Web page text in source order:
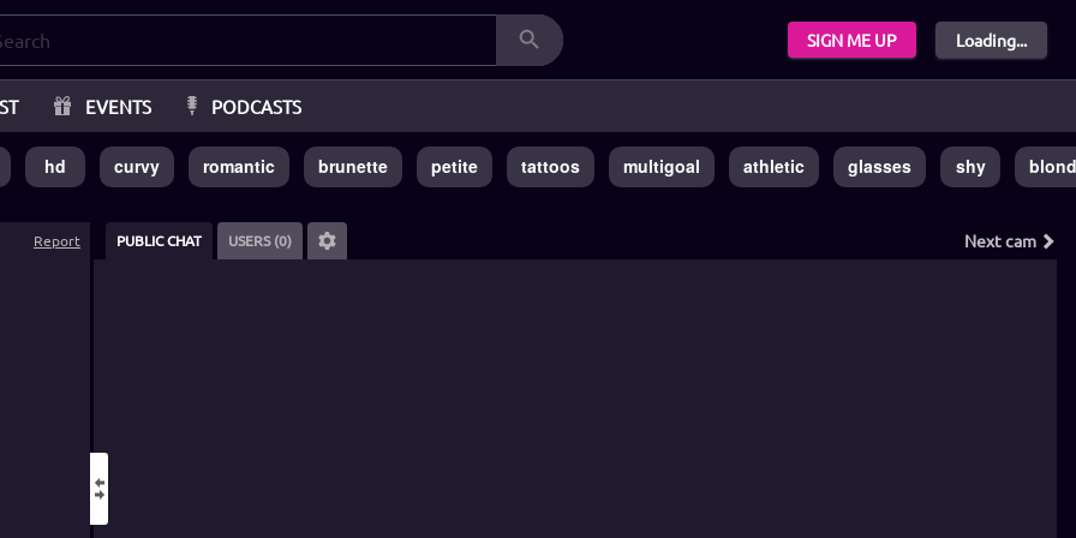
SIGN ME UP Loading...
EVENTS PODCASTS
hd curvy romantic brunette petite tattoos multigoal athletic glasses shy
Report PUBLIC CHAT USERS (0) Nextcam